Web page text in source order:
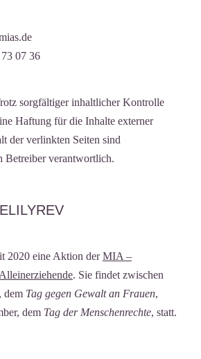
07 36
sorgfältiger inhaltlicher Kontrolle
Haftung für die Inhalte externer
der verlinkten Seiten sind
Betreiber verantwortlich.
2020 eine Aktion derMIA –
. Sie findet zwischen
dem Tag gegen Gewalt an Frauen,
dem Tag der Menschenrechte, statt.